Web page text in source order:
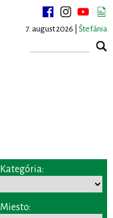
7. august 2026 | Štefánia
Kategória:
Miesto: